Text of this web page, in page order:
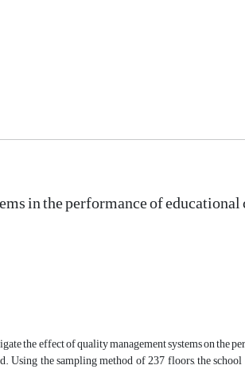
in the performance of
the effect of quality management systems on
Using the sampling method of 237 floors, the